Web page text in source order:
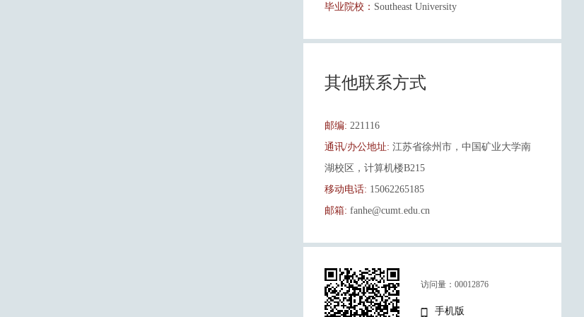
毕业院校： Southeast University
其他联系方式
邮编: 221116
通讯/办公地址: 江苏省徐州市，中国矿业大学南
湖校区，计算机楼B215
移动电话: 15062265185
邮箱: fanhe@cumt.edu.cn
访问量： 00012876
手机版